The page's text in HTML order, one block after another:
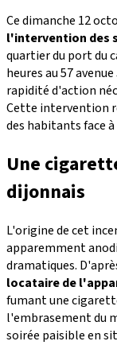
Ce dimanche 12
l'intervention des
quartier du port du
heures au 57
rapidité d'action
Cette intervention
des habitants face
Une
dijonnais
L'origine de cet
apparemment
dramatiques.
locataire de
fumant une
l'embrasement du
soirée paisible en